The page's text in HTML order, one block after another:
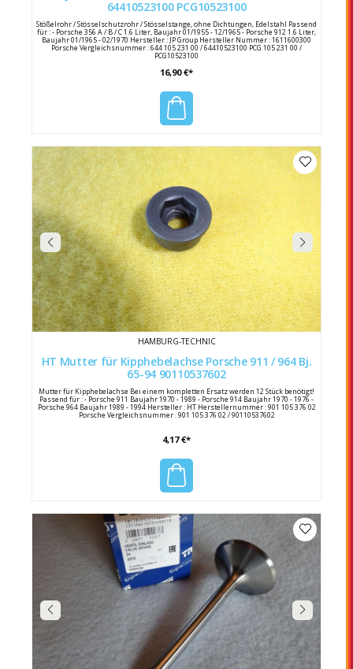
64410523100 PCG10523100
Stößelrohr / Stösselschutzrohr / Stösselstange, ohne Dichtungen, Edelstahl Passend
für : - Porsche 356 A / B / C 1.6 Liter, Baujahr 01/1955 - 12/1965 - Porsche 912 1.6 Liter,
Baujahr 01/1965 - 02/1970 Hersteller : JP Group Hersteller Nummer : 1611600300
Porsche Vergleichsnummer : 644 105 231 00 / 64410523100 PCG 105 231 00 /
PCG10523100
16,90 €*
HAMBURG-TECHNIC
HT Mutter für Kipphebelachse Porsche 911 / 964 Bj.
65-94 90110537602
Mutter für Kipphebelachse Bei einem kompletten Ersatz werden 12 Stück benötigt!
Passend für : - Porsche 911 Baujahr 1970 - 1989 - Porsche 914 Baujahr 1970 - 1976 -
Porsche 964 Baujahr 1989 - 1994 Hersteller : HT Herstellernummer : 901 105 376 02
Porsche Vergleichsnummer : 901 105 376 02 / 90110537602
4,17 €*